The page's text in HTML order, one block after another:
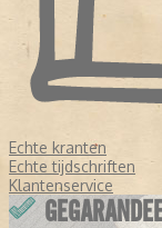
Echte kranten
Echte tijdschriften
Klantenservice